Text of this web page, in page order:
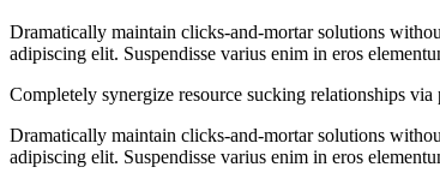
Dramatically maintain clicks-and-mortar solutions
adipiscing elit. Suspendisse varius enim in eros
Completely synergize resource sucking relationships
Dramatically maintain clicks-and-mortar solutions
adipiscing elit. Suspendisse varius enim in eros